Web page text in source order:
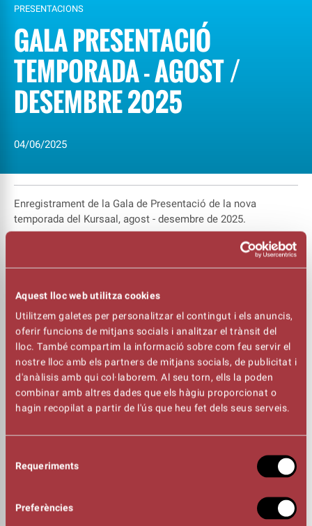
Aquest lloc web utilitza cookies
Utilitzem galetes per personalitzar el contingut i els anuncis,
oferir funcions de mitjans socials i analitzar el trànsit del
lloc. També compartim la informació sobre com feu servir el
nostre lloc amb els partners de mitjans socials, de publicitat i
d'anàlisis amb qui col·laborem. Al seu torn, ells la poden
combinar amb altres dades que els hàgiu proporcionat o
hagin recopilat a partir de l'ús que heu fet dels seus serveis.
Requeriments
Preferències
PRESENTACIONS
GALA PRESENTACIÓ
TEMPORADA - AGOST /
DESEMBRE 2025
04/06/2025
Enregistrament de la Gala de Presentació de la nova
temporada del Kursaal, agost - desembre de 2025.
Un acte amb actuacions del pianista Xavier Ricarte, el Magic
Pol i el duet format per la mezzosoparano Marta Valero i el
També amb la participació de Jordi Fosas, director de la Fire
Medierrània de Manresa.
Acte celebrat el dimecres, 4 de juny a la Sala Gran del
Kursaal, presentat per Cristina Gonzàlez i Jordi Gener.
GUIÓ
Jordi Gener